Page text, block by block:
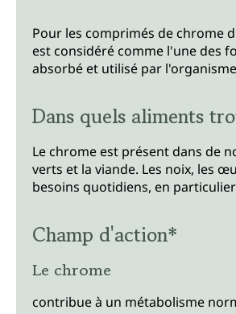
Pour les comprimés de chrome
est considéré comme l'une des
absorbé et utilisé par
Dans quels aliments
Le chrome est présent dans de
verts et la viande. Les noix, les
besoins quotidiens, en
Champ d'action*
Le chrome
contribue à un métabolisme